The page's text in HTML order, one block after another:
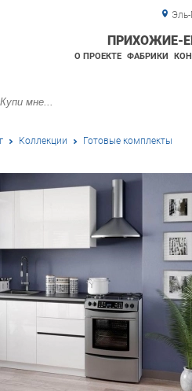
ПРИХОЖИЕ-
О ПРОЕКТЕ ФАБРИКИ
Коллекции Готовые комплекты